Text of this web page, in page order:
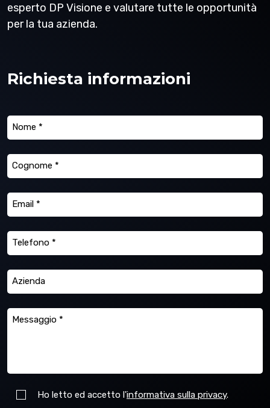
esperto DP Visione e valutare tutte le opportunità
per la tua azienda.
Richiesta informazioni
Ho letto ed accetto l'informativa sulla privacy.